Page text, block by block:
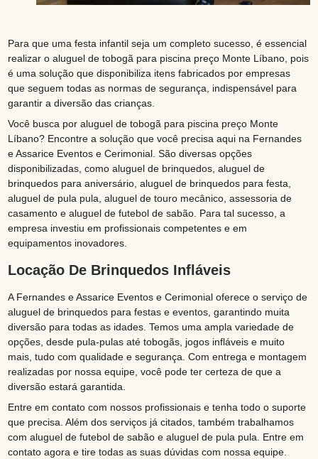
Para que uma festa infantil seja um completo sucesso, é essencial
realizar o aluguel de tobogã para piscina preço Monte Líbano, pois
é uma solução que disponibiliza itens fabricados por empresas
que seguem todas as normas de segurança, indispensável para
garantir a diversão das crianças.
Você busca por aluguel de tobogã para piscina preço Monte
Líbano? Encontre a solução que você precisa aqui na Fernandes
e Assarice Eventos e Cerimonial. São diversas opções
disponibilizadas, como aluguel de brinquedos, aluguel de
brinquedos para aniversário, aluguel de brinquedos para festa,
aluguel de pula pula, aluguel de touro mecânico, assessoria de
casamento e aluguel de futebol de sabão. Para tal sucesso, a
empresa investiu em profissionais competentes e em
equipamentos inovadores.
Locação De Brinquedos Infláveis
A Fernandes e Assarice Eventos e Cerimonial oferece o serviço de
aluguel de brinquedos para festas e eventos, garantindo muita
diversão para todas as idades. Temos uma ampla variedade de
opções, desde pula-pulas até tobogãs, jogos infláveis e muito
mais, tudo com qualidade e segurança. Com entrega e montagem
realizadas por nossa equipe, você pode ter certeza de que a
diversão estará garantida.
Entre em contato com nossos profissionais e tenha todo o suporte
que precisa. Além dos serviços já citados, também trabalhamos
com aluguel de futebol de sabão e aluguel de pula pula. Entre em
contato agora e tire todas as suas dúvidas com nossa equipe.